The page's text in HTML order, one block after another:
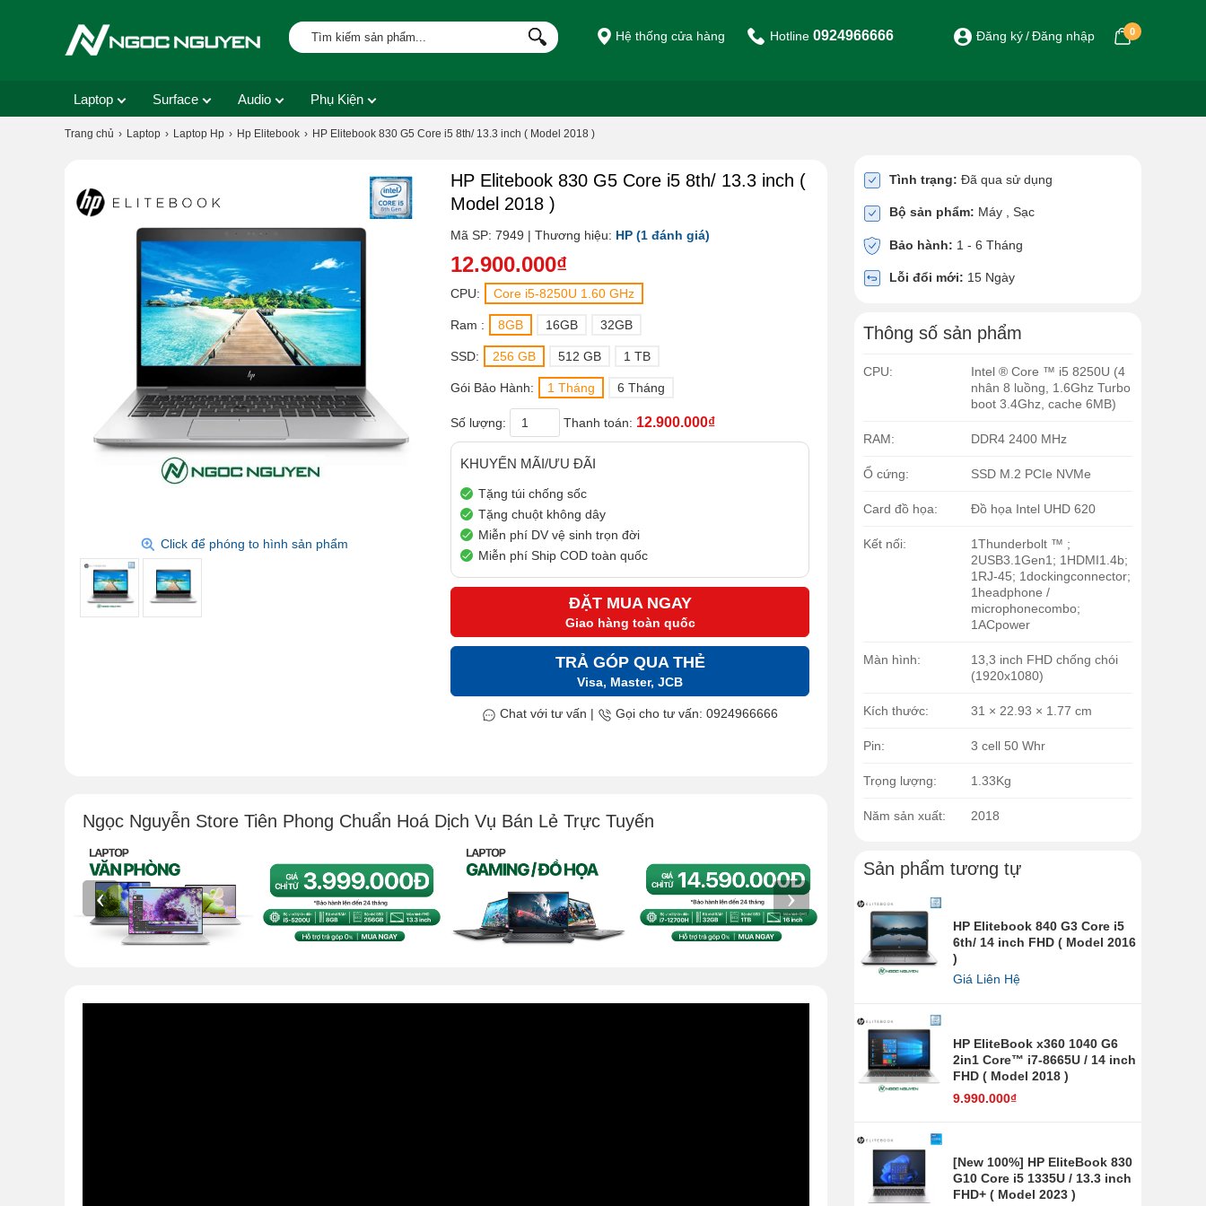
Hệ thống cửa hàng Hotline 0924966666 Đăng ký Đăng nhập 0
Laptop Surface Audio Phụ Kiện
Trang chủ Laptop Laptop Hp Hp Elitebook HP Elitebook 830 G5 Core i5 8th/ 13.3 inch ( Model 2018 )
Click để phóng to hình sản phẩm
HP Elitebook 830 G5 Core i5 8th/ 13.3 inch (
Model 2018 )
Mã SP: 7949 | Thương hiệu: HP (1 đánh giá)
12.900.000₫
CPU: Core i5-8250U 1.60 GHz
Ram : 8GB 16GB 32GB
SSD: 256 GB 512 GB 1 TB
Gói Bảo Hành: 1 Tháng 6 Tháng
Số lượng: Thanh toán: 12.900.000₫
KHUYẾN MÃI/ƯU ĐÃI
Tặng túi chống sốc
Tặng chuột không dây
Miễn phí DV vệ sinh trọn đời
Miễn phí Ship COD toàn quốc
ĐẶT MUA NGAY
Giao hàng toàn quốc
TRẢ GÓP QUA THẺ
Visa, Master, JCB
Chat với tư vấn | Gọi cho tư vấn: 0924966666
Ngọc Nguyễn Store Tiên Phong Chuẩn Hoá Dịch Vụ Bán Lẻ Trực Tuyến
‹ ›
Tình trạng: Đã qua sử dụng
Bộ sản phẩm: Máy , Sạc
Bảo hành: 1 - 6 Tháng
Lỗi đổi mới: 15 Ngày
Thông số sản phẩm
CPU:
Intel ® Core ™ i5 8250U (4
nhân 8 luồng, 1.6Ghz Turbo
boot 3.4Ghz, cache 6MB)
RAM: DDR4 2400 MHz
Ổ cứng: SSD M.2 PCIe NVMe
Card đồ họa: Đồ họa Intel UHD 620
Kết nối:
1Thunderbolt ™ ;
2USB3.1Gen1; 1HDMI1.4b;
1RJ-45; 1dockingconnector;
1headphone /
microphonecombo;
1ACpower
Màn hình:
13,3 inch FHD chống chói
(1920x1080)
Kích thước: 31 × 22.93 × 1.77 cm
Pin: 3 cell 50 Whr
Trọng lượng: 1.33Kg
Năm sản xuất: 2018
Sản phẩm tương tự
HP Elitebook 840 G3 Core i5
6th/ 14 inch FHD ( Model 2016
)
Giá Liên Hệ
HP EliteBook x360 1040 G6
2in1 Core™ i7-8665U / 14 inch
FHD ( Model 2018 )
9.990.000₫
[New 100%] HP EliteBook 830
G10 Core i5 1335U / 13.3 inch
FHD+ ( Model 2023 )